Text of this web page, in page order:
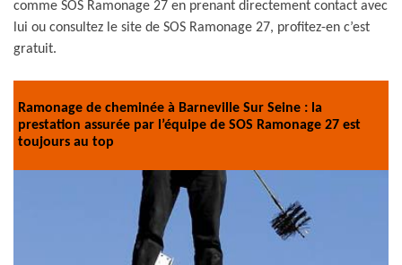
comme SOS Ramonage 27 en prenant directement contact avec
lui ou consultez le site de SOS Ramonage 27, profitez-en c’est
gratuit.
Ramonage de cheminée à Barneville Sur Seine : la
prestation assurée par l’équipe de SOS Ramonage 27 est
toujours au top